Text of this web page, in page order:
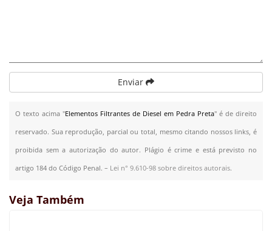
Enviar
O texto acima "Elementos Filtrantes de Diesel em Pedra Preta" é de direito
reservado. Sua reprodução, parcial ou total, mesmo citando nossos links, é
proibida sem a autorização do autor. Plágio é crime e está previsto no
artigo 184 do Código Penal. – Lei n° 9.610-98 sobre direitos autorais.
Veja Também